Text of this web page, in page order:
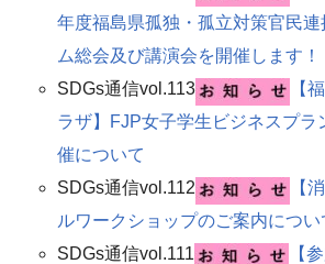
年度福島県孤独・孤立対策官民
ム総会及び講演会を開催します！
SDGs通信vol.113
【
ラザ】FJP女子学生ビジネスプラ
催について
SDGs通信vol.112
【
ルワークショップのご案内につい
SDGs通信vol.111
【